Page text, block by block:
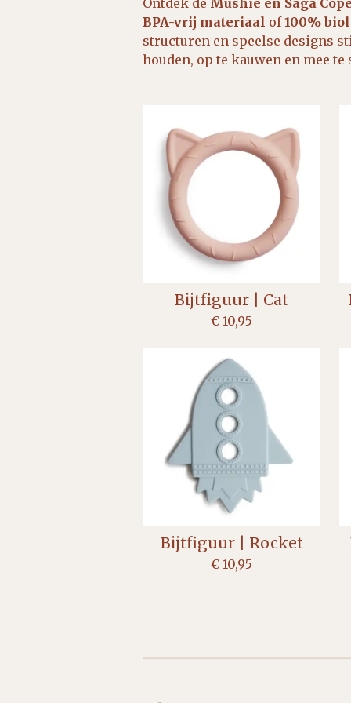
Ontdek de Mushie en Saga
BPA-vrij materiaal of100%
structuren en speelse designs
houden, op te kauwen en mee te
Bijtfiguur | Cat
€ 10,95
Bijtfiguur | Rocket
€ 10,95